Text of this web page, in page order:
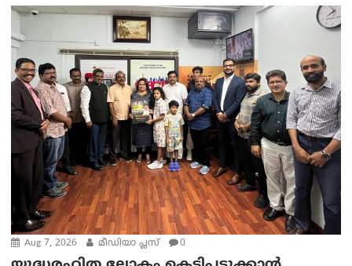
Aug 7, 2026 മീഡിയാ പ്ലസ് 0